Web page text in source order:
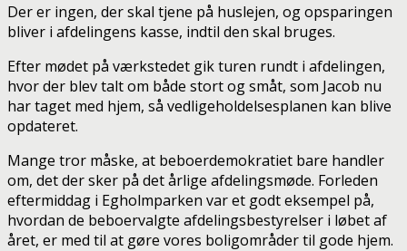
Der er ingen, der skal tjene på huslejen, og opsparingen
bliver i afdelingens kasse, indtil den skal bruges.
Efter mødet på værkstedet gik turen rundt i afdelingen,
hvor der blev talt om både stort og småt, som Jacob nu
har taget med hjem, så vedligeholdelsesplanen kan blive
opdateret.
Mange tror måske, at beboerdemokratiet bare handler
om, det der sker på det årlige afdelingsmøde. Forleden
eftermiddag i Egholmparken var et godt eksempel på,
hvordan de beboervalgte afdelingsbestyrelser i løbet af
året, er med til at gøre vores boligområder til gode hjem.